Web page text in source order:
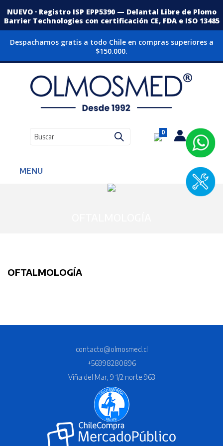
NUEVO · Registro ISP EPP5390 — Delantal Libre de Plomo
Barrier Technologies con certificación CE, FDA e ISO 13485
Despachamos gratis a todo Chile en compras superiores a
$150.000.
0
MENU
OFTALMOLOGÍA
contacto@olmosmed.cl
+56998280896
Viña del Mar, 9 1/2 norte 963